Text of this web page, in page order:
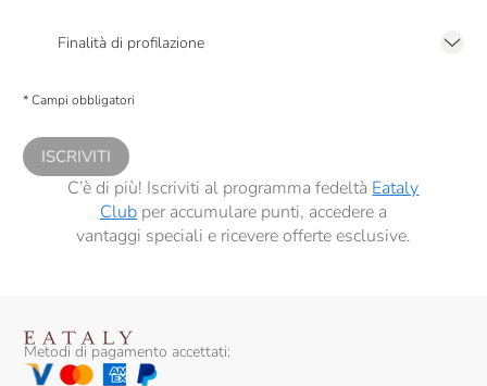
Finalità di profilazione
comunicazioni commerciali personalizzate, in caso di consenso prestato ai
* Campi obbligatori
ISCRIVITI
C’è di più! Iscriviti al programma fedeltà Eataly
Clubper accumulare punti, accedere a
vantaggi speciali e ricevere offerte esclusive.
Metodi di pagamento accettati: